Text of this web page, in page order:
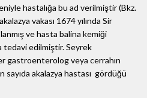
hastalığa bu ad verilmiştir (Bkz.
vakası 1674 yılında Sir
ve hasta balina kemiği
tedavi edilmiştir. Seyrek
gastroenterolog veya cerrahın
sayıda akalazya hastası gördüğü